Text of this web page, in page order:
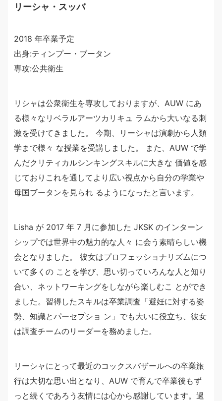
リーシャ・スッバ
2018 年卒業予定
出身:ティンプー・ブータン
専攻:公共衛生
リシャは公衆衛生を専攻しておりますが、AUW にあ
る様々なリベラルアーツカリキュ ラムから大いなる刺
激を受けてきました。 今期、リーシャは演劇から人類
学まで様々 な授業を受講しました。 また、AUW で学
んだクリティカルシンキングスキルに大きな 価値を感
じておりこれを通してより広い視点から自分の学業や
母国ブータンを見られ るようになったと言います。
Lisha が 2017 年 7 月に参加した JKSK のインターン
シップでは世界中の魅力的な人々 に会う素晴らしい機
会となりました。 彼女はプロフェッショナリズムにつ
いて多くの ことを学び、思い切っていろんな人と知り
合い、ネットワーキングをしながら楽しむこ とができ
ました。習得したスキルは卒業調査「避妊に対する姿
勢、知識とパーセプショ ン」でも大いに役立ち、彼女
は調査チームのリーダーを務めました。
リーシャにとって最近のコックスバザールへの卒業旅
行は大切な思い出となり、AUW で育んで卒業後もず
っと続くであろう友情には心から感謝しています。過